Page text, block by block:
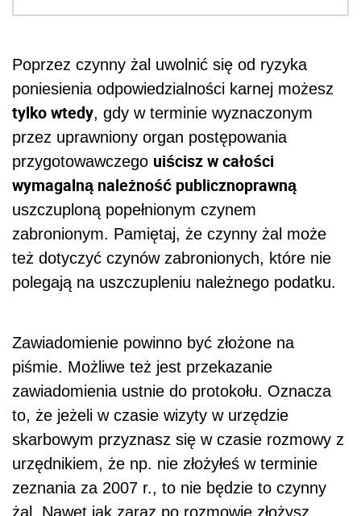
Poprzez czynny żal uwolnić się od ryzyka
poniesienia odpowiedzialności karnej możesz
tylko wtedy, gdy w terminie wyznaczonym
przez uprawniony organ postępowania
przygotowawczego uiścisz w całości
wymagalną należność publicznoprawną
uszczuploną popełnionym czynem
zabronionym. Pamiętaj, że czynny żal może
też dotyczyć czynów zabronionych, które nie
polegają na uszczupleniu należnego podatku.
Zawiadomienie powinno być złożone na
piśmie. Możliwe też jest przekazanie
zawiadomienia ustnie do protokołu. Oznacza
to, że jeżeli w czasie wizyty w urzędzie
skarbowym przyznasz się w czasie rozmowy z
urzędnikiem, że np. nie złożyłeś w terminie
zeznania za 2007 r., to nie będzie to czynny
żal. Nawet jak zaraz po rozmowie złożysz